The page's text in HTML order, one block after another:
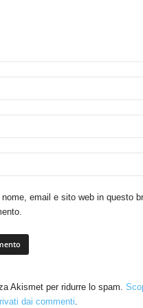
email e sito web in questo
Akismet per ridurre lo spam.
dai commenti.